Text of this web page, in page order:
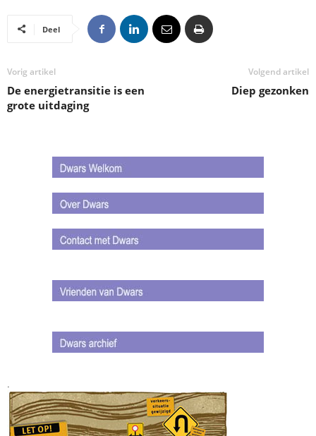
Deel
Vorig artikel
De energietransitie is een
grote uitdaging
Volgend artikel
Diep gezonken